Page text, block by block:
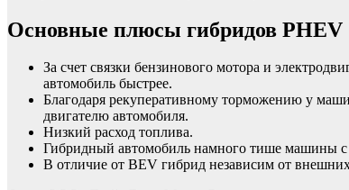
Основные плюсы гибридов PHEV
За счет связки бензинового мотора и
автомобиль быстрее.
Благодаря рекуперативному торможению у
двигателю автомобиля.
Низкий расход топлива.
Гибридный автомобиль намного тише машины
В отличие от BEV гибрид независим от